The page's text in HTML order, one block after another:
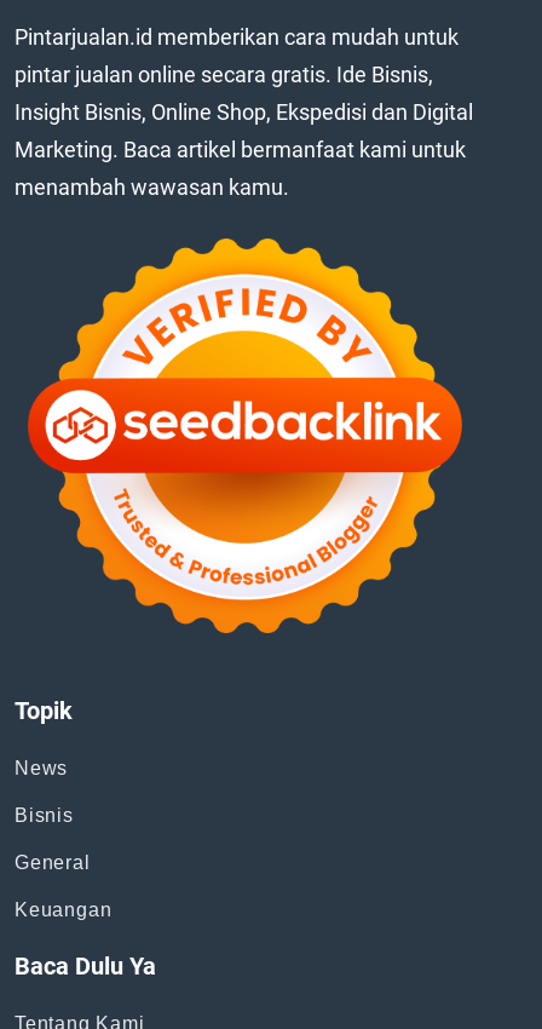
Pintarjualan.id memberikan cara mudah untuk
pintar jualan online secara gratis. Ide Bisnis,
Insight Bisnis, Online Shop, Ekspedisi dan Digital
Marketing. Baca artikel bermanfaat kami untuk
menambah wawasan kamu.
Topik
News
Bisnis
General
Keuangan
Baca Dulu Ya
Tentang Kami